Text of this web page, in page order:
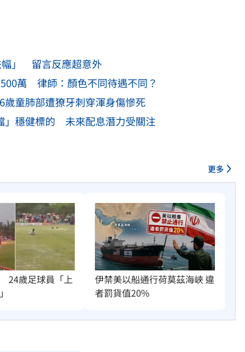
幅」 留言反應超意外
萬 律師：顏色不同待遇不同？
童肺部遭獠牙刺穿渾身傷慘死
」穩健標的 未來配息潛力受關注
更多
24歲足球員「上
伊禁美以船通行荷莫茲海峽 違
者罰貨值20%